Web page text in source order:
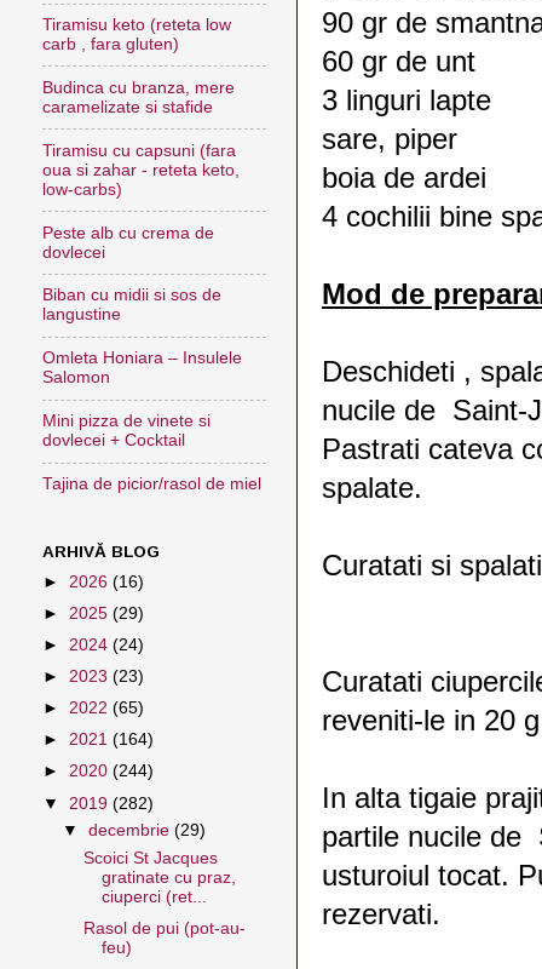
90 gr de
60 gr de unt
3 linguri lapte
sare, piper
boia de ardei
4 cochilii bine
Mod de
Deschideti ,
nucile de Saint-
Pastrati cateva
spalate.
Curatati si
Curatati
reveniti-le in 20
In alta tigaie
partile nucile de
usturoiul tocat.
rezervati.
Tiramisu keto (reteta low
carb , fara gluten)
Budinca cu branza, mere
caramelizate si stafide
Tiramisu cu capsuni (fara
oua si zahar - reteta keto,
low-carbs)
Peste alb cu crema de
dovlecei
Biban cu midii si sos de
langustine
Omleta Honiara – Insulele
Salomon
Mini pizza de vinete si
dovlecei + Cocktail
Tajina de picior/rasol de miel
ARHIVĂ BLOG
► 2026 (16)
► 2025 (29)
► 2024 (24)
► 2023 (23)
► 2022 (65)
► 2021 (164)
► 2020 (244)
▼ 2019 (282)
▼decembrie(29)
Scoici St Jacques
gratinate cu praz,
ciuperci (ret...
Rasol de pui (pot-au-
feu)